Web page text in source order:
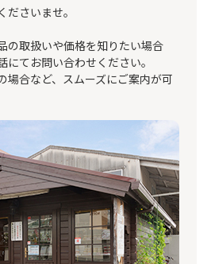
さいませ。
の取扱いや価格を知りたい場合
にてお問い合わせください。
場合など、スムーズにご案内が可